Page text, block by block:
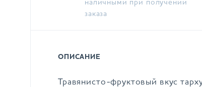
наличными при получении
заказа
ОПИСАНИЕ
Травянисто-фруктовый вкус